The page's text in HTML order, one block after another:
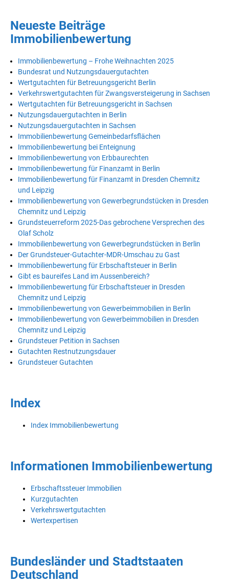
Neueste Beiträge
Immobilienbewertung
Immobilienbewertung – Frohe Weihnachten 2025
Bundesrat und Nutzungsdauergutachten
Wertgutachten für Betreuungsgericht Berlin
Verkehrswertgutachten für Zwangsversteigerung in Sachsen
Wertgutachten für Betreuungsgericht in Sachsen
Nutzungsdauergutachten in Berlin
Nutzungsdauergutachten in Sachsen
Immobilienbewertung Gemeinbedarfsflächen
Immobilienbewertung bei Enteignung
Immobilienbewertung von Erbbaurechten
Immobilienbewertung für Finanzamt in Berlin
Immobilienbewertung für Finanzamt in Dresden Chemnitz
und Leipzig
Immobilienbewertung von Gewerbegrundstücken in Dresden
Chemnitz und Leipzig
Grundsteuerreform 2025-Das gebrochene Versprechen des
Olaf Scholz
Immobilienbewertung von Gewerbegrundstücken in Berlin
Der Grundsteuer-Gutachter-MDR-Umschau zu Gast
Immobilienbewertung für Erbschaftsteuer in Berlin
Gibt es baureifes Land im Aussenbereich?
Immobilienbewertung für Erbschaftsteuer in Dresden
Chemnitz und Leipzig
Immobilienbewertung von Gewerbeimmobilien in Berlin
Immobilienbewertung von Gewerbeimmobilien in Dresden
Chemnitz und Leipzig
Grundsteuer Petition in Sachsen
Gutachten Restnutzungsdauer
Grundsteuer Gutachten
Index
Index Immobilienbewertung
Informationen Immobilienbewertung
Erbschaftssteuer Immobilien
Kurzgutachten
Verkehrswertgutachten
Wertexpertisen
Bundesländer und Stadtstaaten
Deutschland